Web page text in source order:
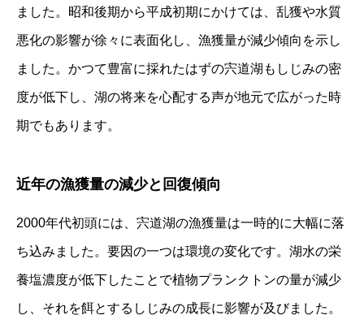
ました。昭和後期から平成初期にかけては、乱獲や水質
悪化の影響が徐々に表面化し、漁獲量が減少傾向を示し
ました。かつて豊富に採れたはずの宍道湖もしじみの密
度が低下し、湖の将来を心配する声が地元で広がった時
期でもあります。
近年の漁獲量の減少と回復傾向
2000年代初頭には、宍道湖の漁獲量は一時的に大幅に落
ち込みました。要因の一つは環境の変化です。湖水の栄
養塩濃度が低下したことで植物プランクトンの量が減少
し、それを餌とするしじみの成長に影響が及びました。